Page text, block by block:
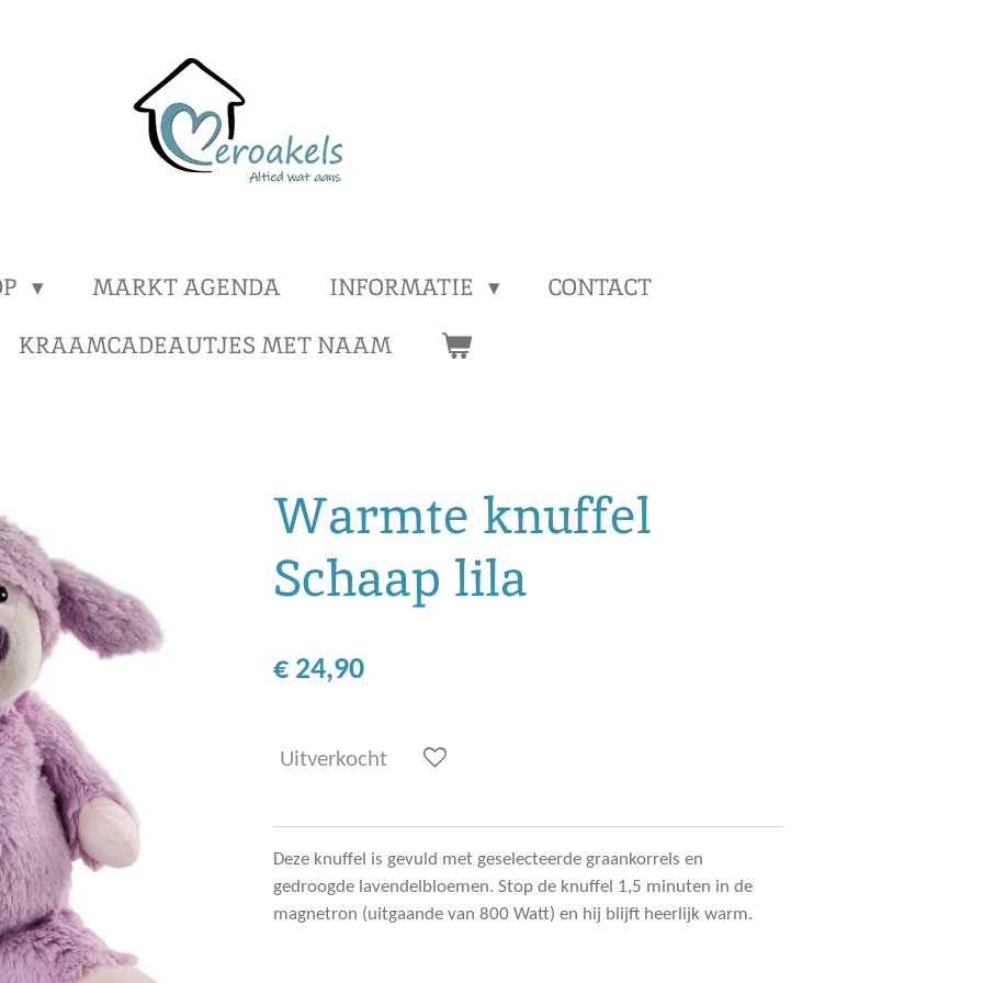
MARKT AGENDA INFORMATIE
CONTACT
KRAAMCADEAUTJES MET NAAM
Warmte knuffel
Schaap lila
€ 24,90
Uitverkocht
Deze knuffel is gevuld met geselecteerde graankorrels en
gedroogde lavendelbloemen. Stop de knuffel 1,5 minuten in de
magnetron (uitgaande van 800 Watt) en hij blijft heerlijk warm.